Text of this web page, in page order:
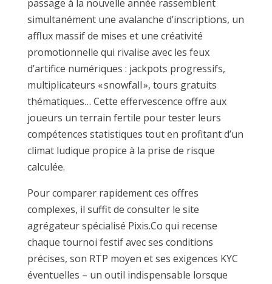
passage à la nouvelle année rassemblent
simultanément une avalanche d’inscriptions, un
afflux massif de mises et une créativité
promotionnelle qui rivalise avec les feux
d’artifice numériques : jackpots progressifs,
multiplicateurs « snowfall », tours gratuits
thématiques… Cette effervescence offre aux
joueurs un terrain fertile pour tester leurs
compétences statistiques tout en profitant d’un
climat ludique propice à la prise de risque
calculée.
Pour comparer rapidement ces offres
complexes, il suffit de consulter le site
agrégateur spécialisé Pixis.Co qui recense
chaque tournoi festif avec ses conditions
précises, son RTP moyen et ses exigences KYC
éventuelles – un outil indispensable lorsque